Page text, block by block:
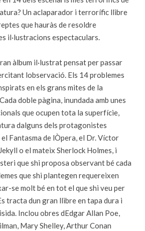
Un aclaparador i terrorífic llibre
que hauràs de resoldre
il·lustracions espectaculars.
àlbum il·lustrat pensat per passar
lobservació. Els 14 problemes
en els grans mites de la
doble pàgina, inundada amb unes
que ocupen tota la superfície,
dalguns dels protagonistes
el Fantasma de lÒpera, el Dr. Víctor
o el mateix Sherlock Holmes, i
que shi proposa observant bé cada
que shi plantegen requereixen
se molt bé en tot el que shi veu per
tracta dun gran llibre en tapa dura i
Inclou obres dEdgar Allan Poe,
Mary Shelley, Arthur Conan